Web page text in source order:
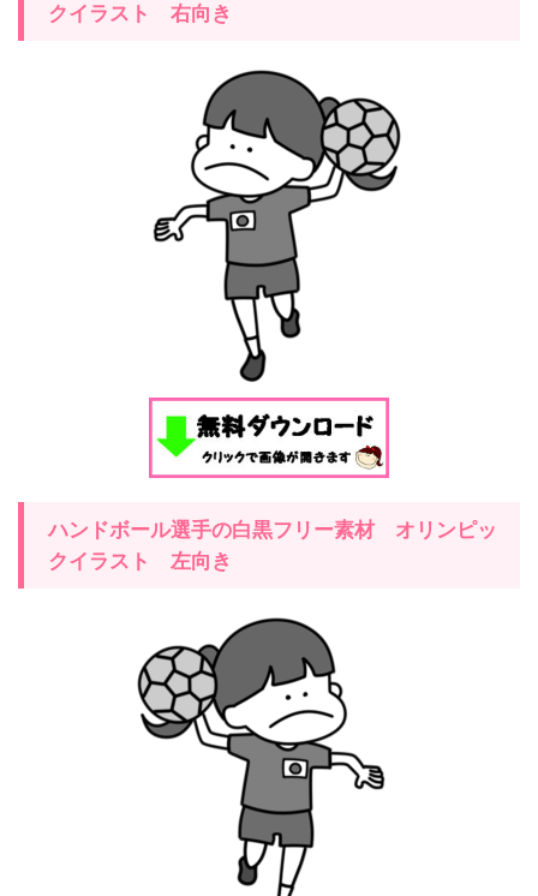
クイラスト 右向き
ハンドボール選手の白黒フリー素材 オリンピッ
クイラスト 左向き